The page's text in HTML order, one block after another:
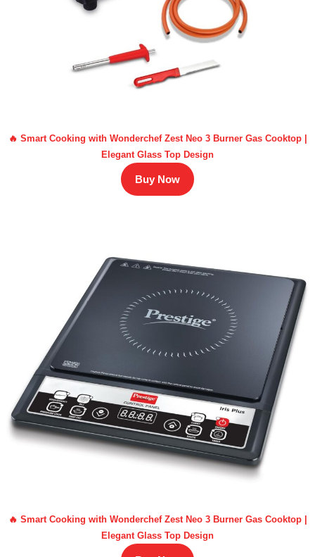
🔥 Smart Cooking with Wonderchef Zest Neo 3 Burner Gas Cooktop |
Elegant Glass Top Design
Buy Now
🔥 Smart Cooking with Wonderchef Zest Neo 3 Burner Gas Cooktop |
Elegant Glass Top Design